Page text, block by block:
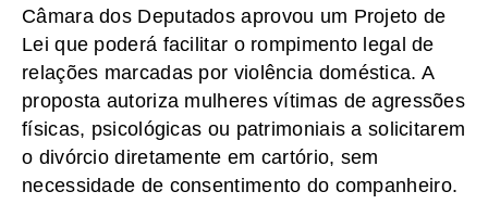
Câmara dos Deputados aprovou um Projeto de
Lei que poderá facilitar o rompimento legal de
relações marcadas por violência doméstica. A
proposta autoriza mulheres vítimas de agressões
físicas, psicológicas ou patrimoniais a solicitarem
o divórcio diretamente em cartório, sem
necessidade de consentimento do companheiro.